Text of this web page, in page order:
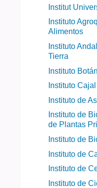
Institut
Instituto
Alimentos
Instituto
Tierra
Instituto
Instituto Cajal
Instituto de
Instituto de
de Plantas
Instituto de
Instituto de
Instituto de
Instituto de